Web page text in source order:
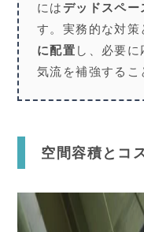
にはデッドスペー
す。実務的な対
に配置 し、必要
気流を補強するこ
空間容積とコ